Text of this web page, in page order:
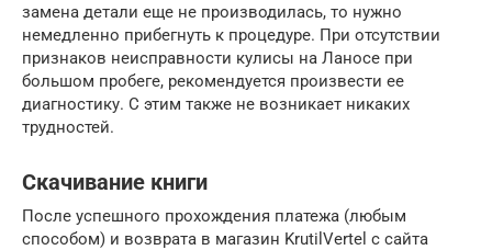
замена детали еще не производилась, то нужно
немедленно прибегнуть к процедуре. При отсутствии
признаков неисправности кулисы на Ланосе при
большом пробеге, рекомендуется произвести ее
диагностику. С этим также не возникает никаких
трудностей.
Скачивание книги
После успешного прохождения платежа (любым
способом) и возврата в магазин KrutilVertel с сайта